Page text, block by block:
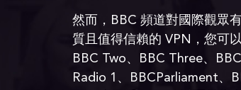
然而，BBC 頻道對國際觀眾
質且值得信賴的 VPN，您可
BBC Two、BBC Three、
Radio 1、BBCParliament、